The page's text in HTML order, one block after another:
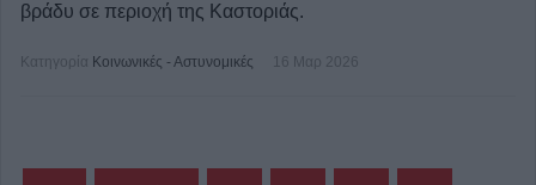
βράδυ σε περιοχή της Καστοριάς.
Κατηγορία Κοινωνικές - Αστυνομικές 16 Μαρ 2026